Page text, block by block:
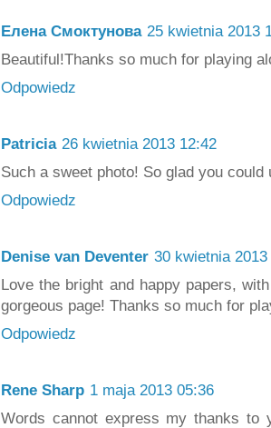
Елена Смоктунова 25 kwietnia 2013
Beautiful!Thanks so much for playing
Odpowiedz
Patricia 26 kwietnia 2013 12:42
Such a sweet photo! So glad you
Odpowiedz
Denise van Deventer 30 kwietnia 2013
Love the bright and happy papers,
gorgeous page! Thanks so much for
Odpowiedz
Rene Sharp 1 maja 2013 05:36
Words cannot express my thanks